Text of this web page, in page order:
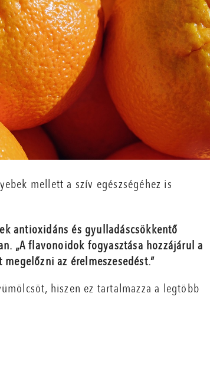
mellett a szív egészségéhez is
antioxidáns és gyulladáscsökkentő
„A flavonoidok fogyasztása hozzájárul a
az érelmeszesedést.”
hiszen ez tartalmazza a legtöbb